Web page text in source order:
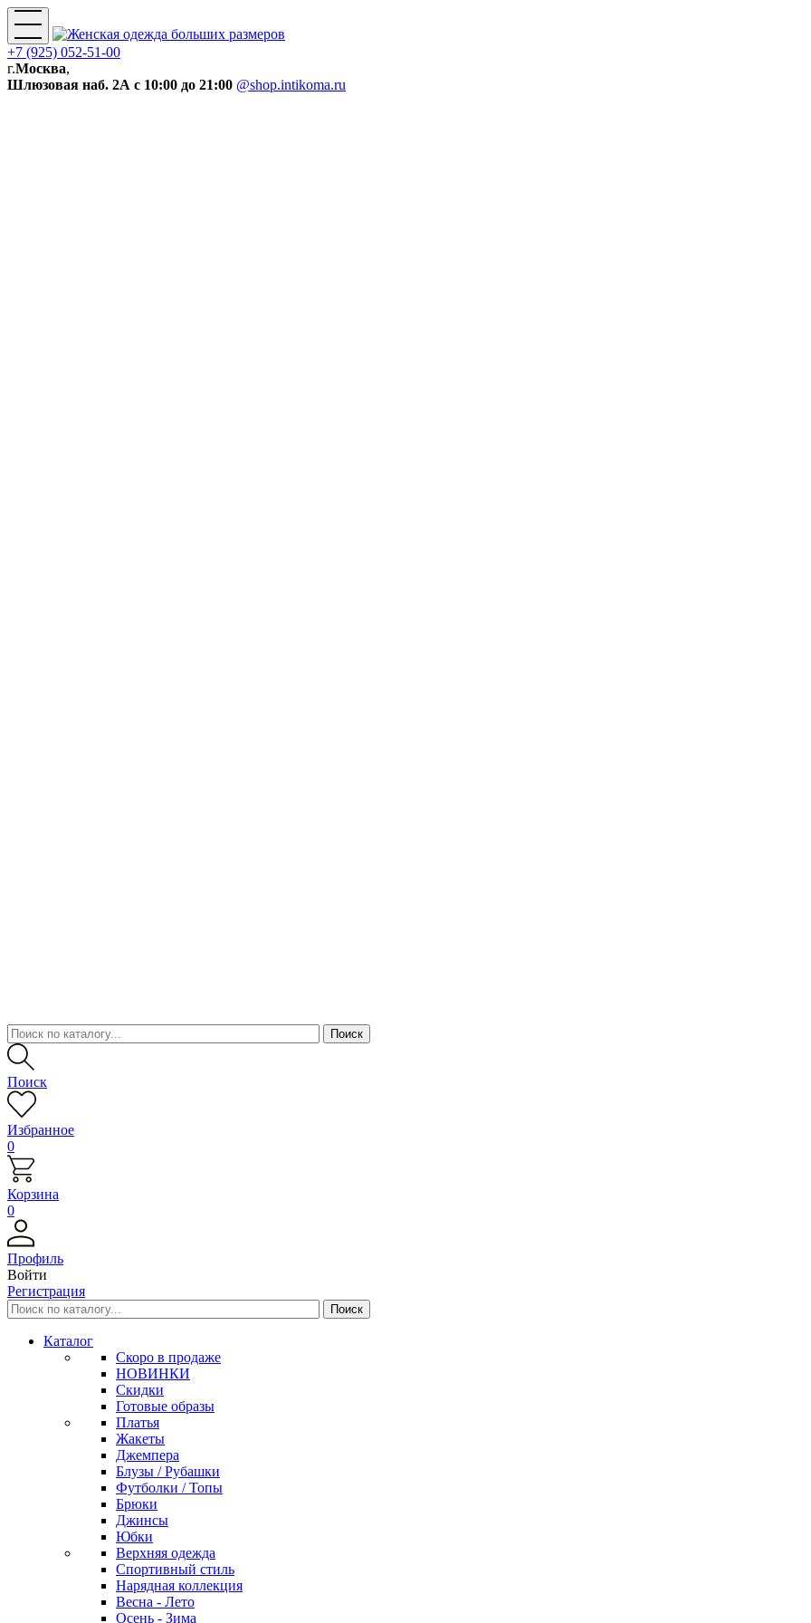
+7 (925) 052-51-00
г.Москва,
Шлюзовая наб. 2А с 10:00 до 21:00 @shop.intikoma.ru
Поиск
Избранное
0
Корзина
0
Профиль
Войти
Регистрация
Каталог
Скоро в продаже
НОВИНКИ
Скидки
Готовые образы
Платья
Жакеты
Джемпера
Блузы / Рубашки
Футболки / Топы
Брюки
Джинсы
Юбки
Верхняя одежда
Спортивный стиль
Нарядная коллекция
Весна - Лето
Осень - Зима